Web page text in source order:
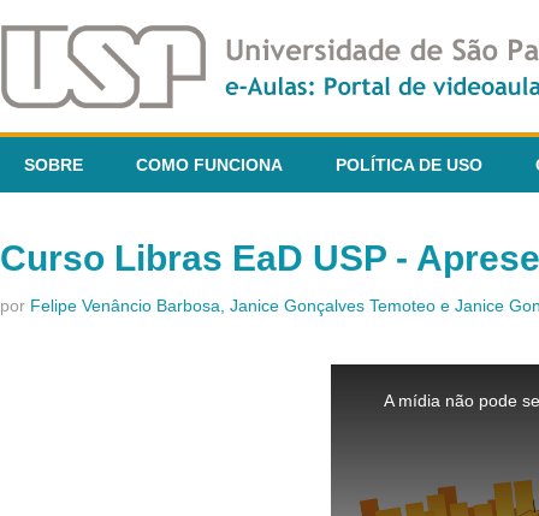
SOBRE COMO FUNCIONA POLÍTICA DE USO
Curso Libras EaD USP -
por Felipe Venâncio Barbosa, Janice Gonçalves Temoteo e Janice
A mídia não pode